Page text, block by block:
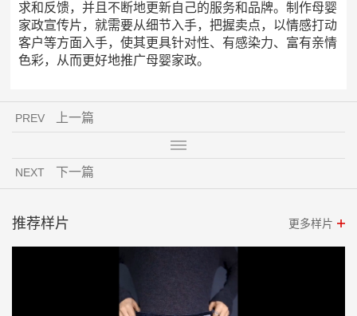
求和反馈，并且不断地更新自己的服务和品牌。制作母婴
家政宣传片，就需要从细节入手，把握卖点，以情感打动
客户等方面入手，使其更具针对性、有感染力、富有亲情
色彩，从而更好地推广母婴家政。
PREV 上一篇
NEXT 下一篇
推荐样片 更多样片